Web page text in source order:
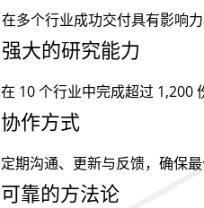
在多个行业成功交付具有影响力
强大的研究能力
在 10 个行业中完成超过 1,200
协作方式
定期沟通、更新与反馈，确保最
可靠的方法论